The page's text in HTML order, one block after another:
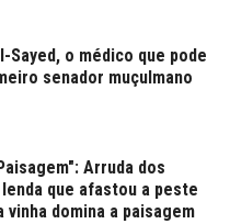
Sayed, o médico que pode
senador muçulmano
Arruda dos
que afastou a peste
vinha domina a paisagem